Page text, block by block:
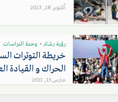
أكتوبر 28, 2023
رؤية رشاد • وحدة الدراسات
خريطة التوترات
الحراك و القيادة
مارس 15, 2021